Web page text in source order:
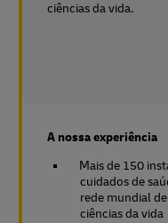
ciências da vida.
A nossa experiência
Mais de 150
cuidados de
rede mundial
ciências da vida